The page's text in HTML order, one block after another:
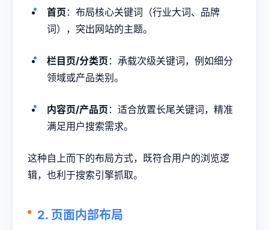
首页 ：布局核心关键词（行业大词、品牌
词），突出网站的主题。
栏目页/分类页 ：承载次级关键词，例如细分
领域或产品类别。
内容页/产品页 ：适合放置长尾关键词，精准
满足用户搜索需求。
这种自上而下的布局方式，既符合用户的浏览逻
辑，也利于搜索引擎抓取。
2. 页面内部布局